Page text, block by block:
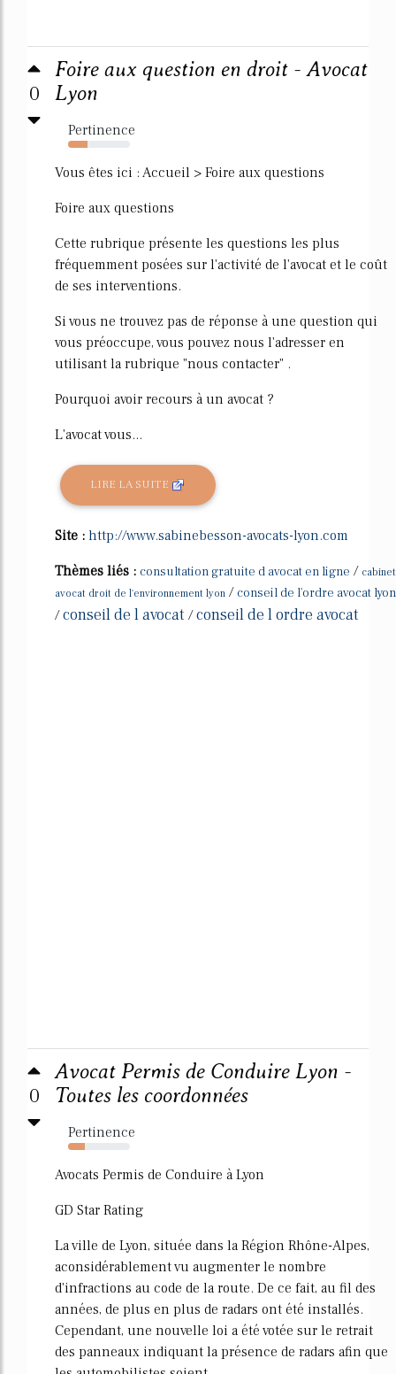
0
Foire aux question en droit - Avocat
Lyon
Pertinence
32%
Vous êtes ici : Accueil > Foire aux questions
Foire aux questions
Cette rubrique présente les questions les plus
fréquemment posées sur l'activité de l'avocat et le coût
de ses interventions.
Si vous ne trouvez pas de réponse à une question qui
vous préoccupe, vous pouvez nous l'adresser en
utilisant la rubrique "nous contacter" .
Pourquoi avoir recours à un avocat ?
L'avocat vous...
LIRE LA SUITE
Site : http://www.sabinebesson-avocats-lyon.com
Thèmes liés : consultation gratuite d avocat en ligne / cabinet
avocat droit de l'environnement lyon / conseil de l'ordre avocat lyon
/conseil de l avocat /conseil de l ordre avocat
0
Avocat Permis de Conduire Lyon -
Toutes les coordonnées
Pertinence
27%
Avocats Permis de Conduire à Lyon
GD Star Rating
La ville de Lyon, située dans la Région Rhône-Alpes,
aconsidérablement vu augmenter le nombre
d'infractions au code de la route. De ce fait, au fil des
années, de plus en plus de radars ont été installés.
Cependant, une nouvelle loi a été votée sur le retrait
des panneaux indiquant la présence de radars afin que